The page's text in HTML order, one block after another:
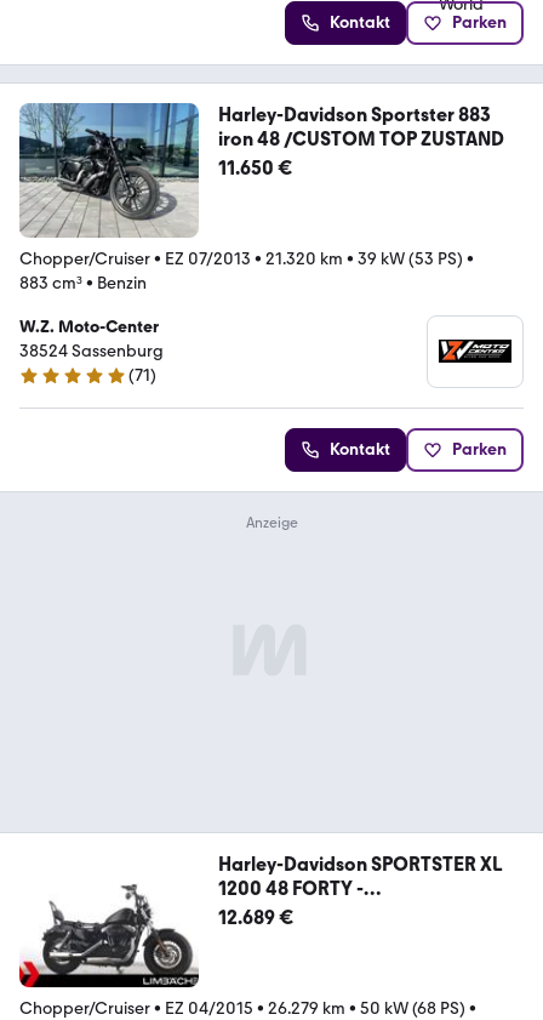
Kontakt Parken
Harley-Davidson Sportster 883
iron 48 /CUSTOM TOP ZUSTAND
11.650 €
Chopper/Cruiser• EZ 07/2013 • 21.320 km • 39 kW (53 PS) •
883 cm³• Benzin
W.Z. Moto-Center
38524 Sassenburg
4.8 Sterne
(71)
Kontakt Parken
Harley-Davidson SPORTSTER XL
1200 48 FORTY -
KLAPPENAUSPUFF
12.689 €
Chopper/Cruiser• EZ 04/2015 • 26.279 km • 50 kW (68 PS) •